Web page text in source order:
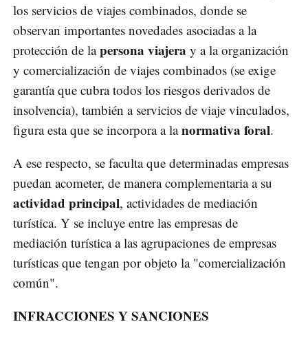
los servicios de viajes combinados, donde se
observan importantes novedades asociadas a la
protección de lapersona viajera y a la organización
y comercialización de viajes combinados (se exige
garantía que cubra todos los riesgos derivados de
insolvencia), también a servicios de viaje vinculados,
figura esta que se incorpora a lanormativa foral.
A ese respecto, se faculta que determinadas empresas
puedan acometer, de manera complementaria a su
actividad principal, actividades de mediación
turística. Y se incluye entre las empresas de
mediación turística a las agrupaciones de empresas
turísticas que tengan por objeto la "comercialización
común".
INFRACCIONES Y SANCIONES